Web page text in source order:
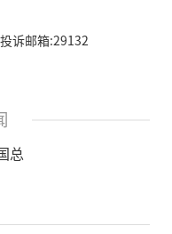
诉邮箱:29132
总